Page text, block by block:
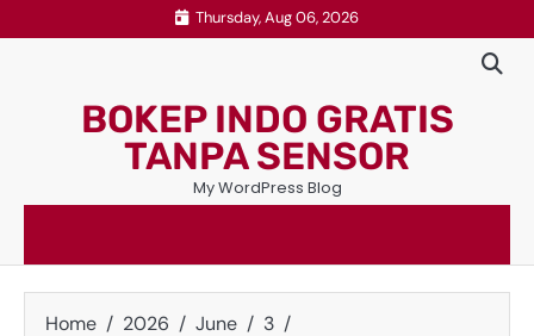
to
Thursday, Aug 06, 2026
BOKEP INDO GRATIS
TANPA SENSOR
My WordPress Blog
Home 2026 June
3